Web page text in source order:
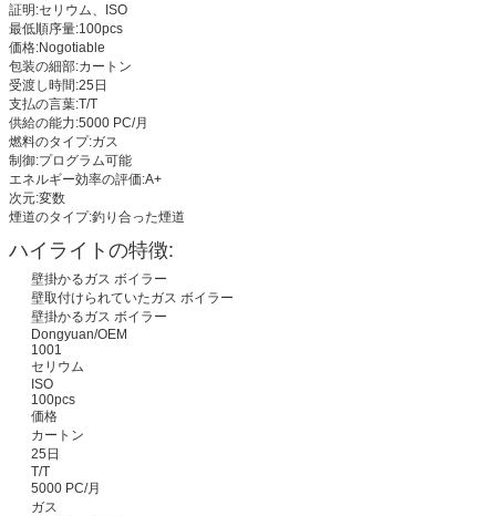
証明:セリウム、ISO
最低順序量:100pcs
価格:Nogotiable
包装の細部:カートン
受渡し時間:25日
支払の言葉:T/T
供給の能力:5000 PC/月
燃料のタイプ:ガス
制御:プログラム可能
エネルギー効率の評価:A+
次元:変数
煙道のタイプ:釣り合った煙道
ハイライトの特徴:
壁掛かるガス ボイラー
壁取付けられていたガス ボイラー
壁掛かるガス ボイラー
Dongyuan/OEM
1001
セリウム
ISO
100pcs
価格
カートン
25日
T/T
5000 PC/月
ガス